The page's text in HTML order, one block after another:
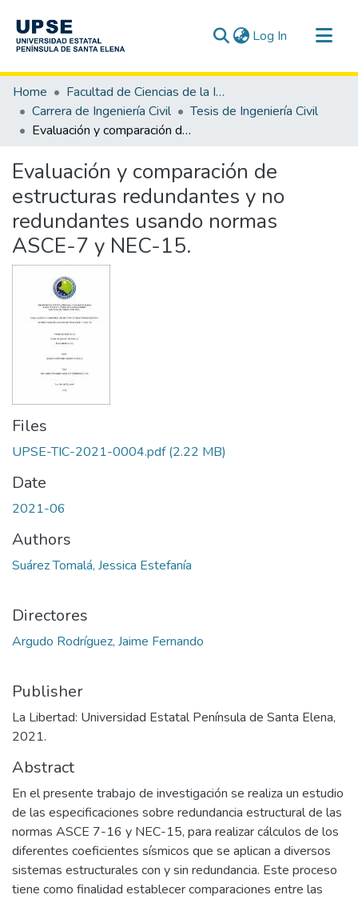
Log In (current)
Communities & Collections
All of DSpace
Statistics
Home
Facultad de Ciencias de la Ingeniería
Carrera de Ingeniería Civil
Tesis de Ingeniería Civil
Evaluación y comparación de estructuras redundantes y no redundantes usando normas ASCE-7 y NEC-15.
Evaluación y comparación de
estructuras redundantes y no
redundantes usando normas
ASCE-7 y NEC-15.
Files
UPSE-TIC-2021-0004.pdf(2.22 MB)
Date
2021-06
Authors
Suárez Tomalá, Jessica Estefanía
Directores
Argudo Rodríguez, Jaime Fernando
Publisher
La Libertad: Universidad Estatal Península de Santa Elena,
2021.
Abstract
En el presente trabajo de investigación se realiza un estudio
de las especificaciones sobre redundancia estructural de las
normas ASCE 7-16 y NEC-15, para realizar cálculos de los
diferentes coeficientes sísmicos que se aplican a diversos
sistemas estructurales con y sin redundancia. Este proceso
tiene como finalidad establecer comparaciones entre las